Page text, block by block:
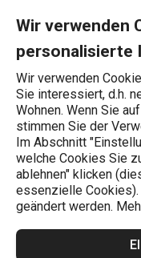
Wir verwenden
personalisierte
Wir verwenden
Sie interessiert, d.h.
Wohnen. Wenn Sie
stimmen Sie der
Im Abschnitt
welche Cookies Sie
ablehnen" klicken
essenzielle
geändert werden.
Wonach suchen Sie?
Japanische Messer
Japanisches